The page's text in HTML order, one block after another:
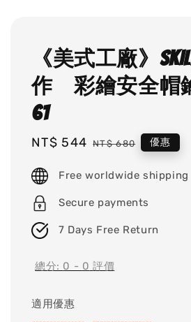
《美式工廠》
作 彩繪安全帽
61
Sale
NT$ 544 Regular
NT$ 680 優惠
Free worldwide shipping
Secure payments
7 Days Free Return
總分: 0 - 0 評價
適用優惠